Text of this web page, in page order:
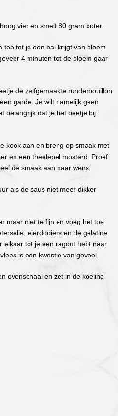
vier en smelt 80 gram boter.
toe tot je een bal krijgt van bloem
4 minuten tot de bloem gaar
de zelfgemaakte runderbouillon
garde. Je wilt namelijk geen
belangrijk dat je het beetje bij
kook aan en breng op smaak met
en een theelepel mosterd. Proef
de smaak aan naar wens.
als de saus niet meer dikker
maar niet te fijn en voeg het toe
eierdooiers en de gelatine
elkaar tot je een ragout hebt naar
is een kwestie van gevoel.
ovenschaal en zet in de koeling